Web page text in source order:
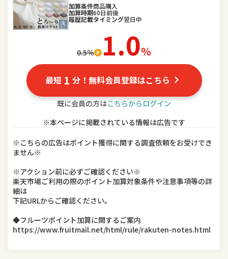
スポーツ・アウトドア
TV・オーディオ・カメラ
スマートフォン・タブレット 食品
スイーツ・お菓子 水・ソフトドリンク
ビール・洋酒 日本酒・焼酎
インテリア・寝具・収納 日用品雑貨・文房具・手芸
キッチン用品・食器・調理器具 本・雑誌・コミック
テレビゲーム ホビー
楽器・音響機器
美容・コスメ・香水 ダイエット・健康
加算条件商品購入
加算時期60日前後
履歴記載タイミング翌日中
0.5％ 1.0％
最短 1 分！無料会員登録はこちら
既に会員の方はこちらからログイン
※本ページに掲載されている情報は広告です
※こちらの広告はポイント獲得に関する調査依頼をお受けでき
ません※
※アクション前に必ずご確認ください※
楽天市場ご利用の際のポイント加算対象条件や注意事項等の詳
細は
下記URLからご確認ください。
◆フルーツポイント加算に関するご案内
https://www.fruitmail.net/html/rule/rakuten-notes.html